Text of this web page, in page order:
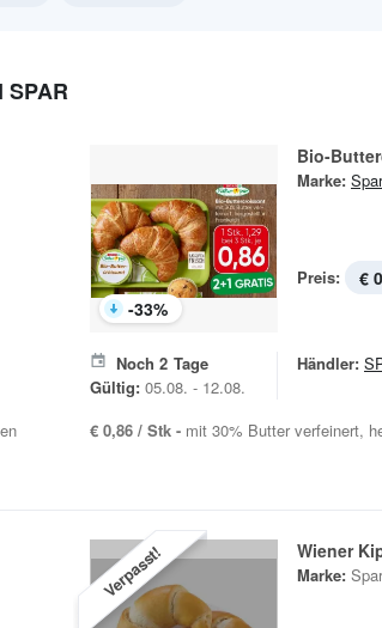
SPAR
-33%
Bio-
Marke:
Preis: €
Noch 2 Tage
Gültig: 05.08. - 12.08.
Händler:
€ 0,86 / Stk - mit 30% Butter verfeinert,
Verpasst! Wiener
Marke: Spar